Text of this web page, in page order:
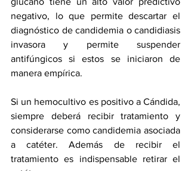
negativo, lo que permite descartar el
diagnóstico de candidemia o candidiasis
invasora y permite suspender
antifúngicos si estos se iniciaron de
manera empírica.
Si un hemocultivo es positivo a Cándida,
siempre deberá recibir tratamiento y
considerarse como candidemia asociada
a catéter. Además de recibir el
tratamiento es indispensable retirar el